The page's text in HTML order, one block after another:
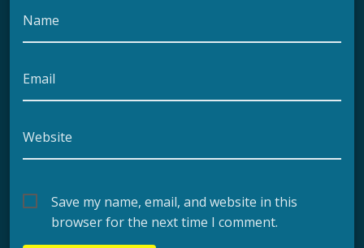
Name
Email
Website
Save my name, email, and website in this
browser for the next time I comment.